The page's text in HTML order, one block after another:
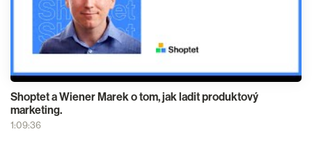
Shoptet a Wiener Marek o tom, jak ladit produktový
marketing.
1:09:36